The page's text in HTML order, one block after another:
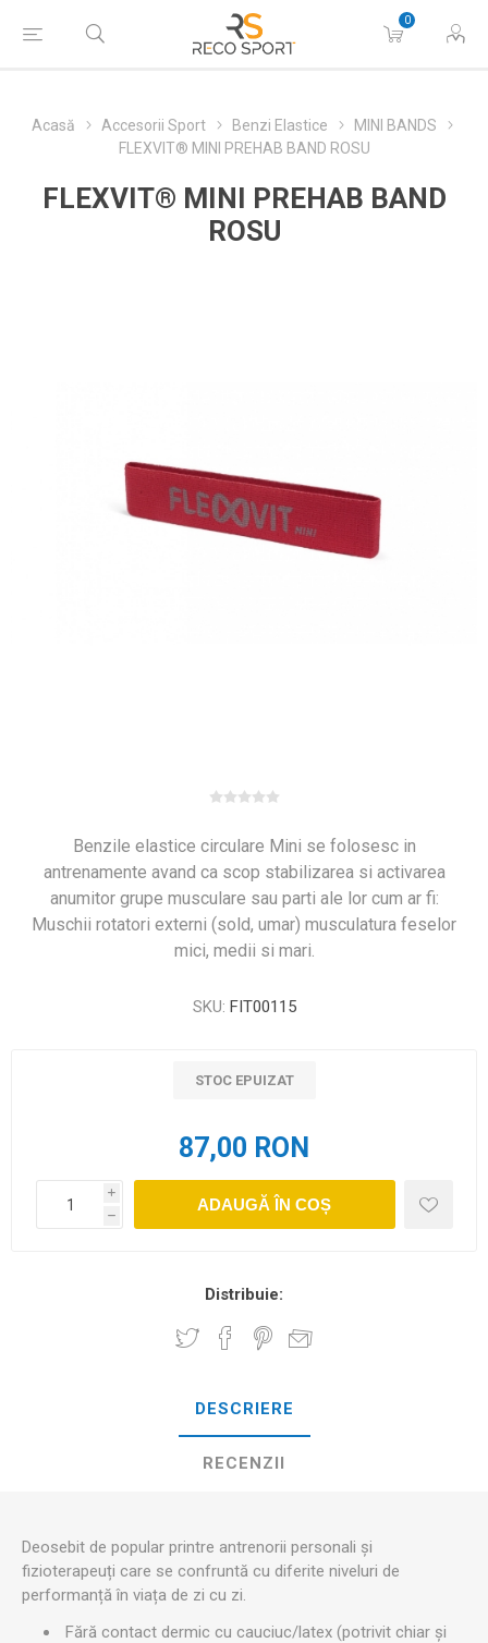
0
Acasă Accesorii Sport Benzi Elastice
MINI BANDS
FLEXVIT® MINI PREHAB BAND ROSU
FLEXVIT® MINI PREHAB BAND
ROSU
Benzile elastice circulare Mini se folosesc in
antrenamente avand ca scop stabilizarea si activarea
anumitor grupe musculare sau parti ale lor cum ar fi:
Muschii rotatori externi (sold, umar) musculatura feselor
mici, medii si mari.
SKU: FIT00115
STOC EPUIZAT
87,00 RON
i
h
ADAUGĂ ÎN COȘ
Distribuie:
DESCRIERE
RECENZII
Deosebit de popular printre antrenorii personali și
fizioterapeuți care se confruntă cu diferite niveluri de
performanță în viața de zi cu zi.
Fără contact dermic cu cauciuc/latex (potrivit chiar și